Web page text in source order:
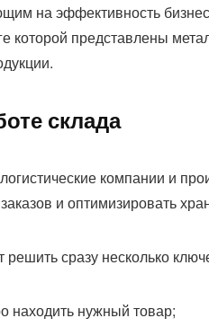
на эффективность
которой представлены
склада
компании и
и оптимизировать
сразу несколько
находить нужный товар;